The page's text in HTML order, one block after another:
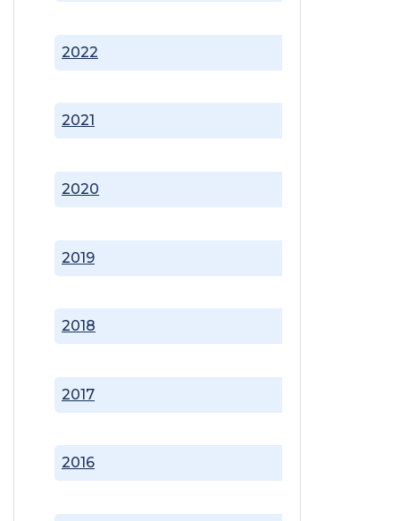
2016
2017
2018
2019
2020
2021
2022